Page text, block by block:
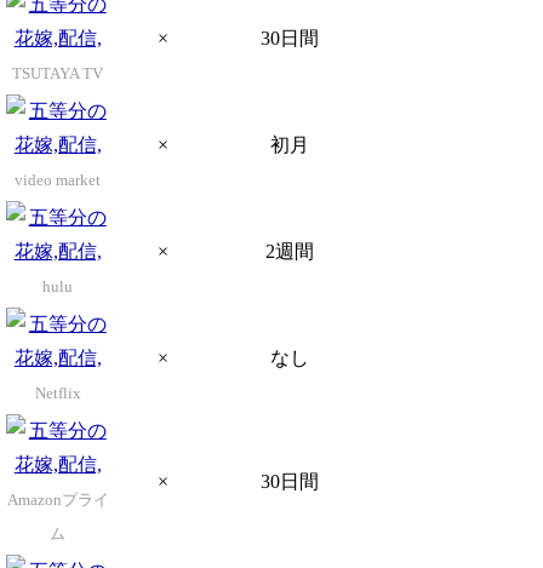
TSUTAYA TV
× 30日間
video market
× 初月
hulu
× 2週間
Netflix
× なし
Amazonプライ
ム
× 30日間